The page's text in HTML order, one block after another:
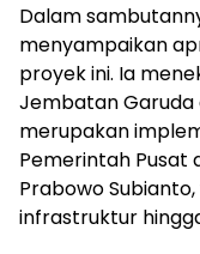
Dalam
menyampaikan
proyek ini. Ia
Jembatan Garuda
merupakan
Pemerintah Pusat
Prabowo
infrastruktur